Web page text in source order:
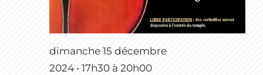
dimanche 15 décembre
2024 • 17h30 à 20h00